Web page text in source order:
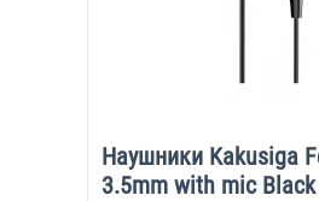
Наушники Kakusiga
3.5mm with mic Black